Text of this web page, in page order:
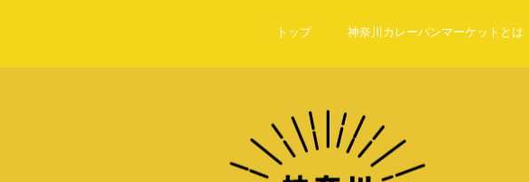
トップ 神奈川カレーパンマーケットとは
/home/soldeco/curry-pan.com/public_html/wp-content/themes/amore_tcd028/archive.php on line